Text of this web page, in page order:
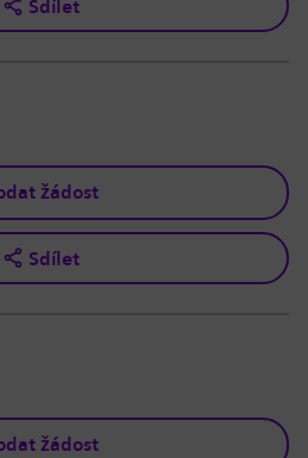
Sdílet
žádost
Sdílet
žádost